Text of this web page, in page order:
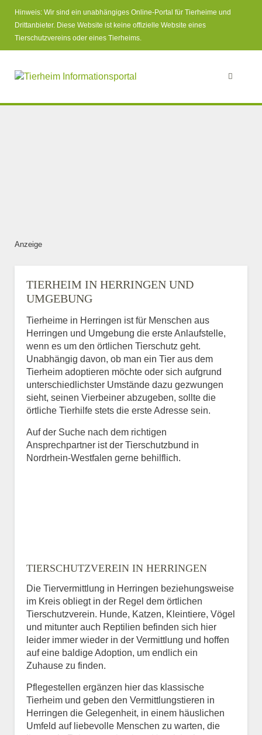
Hinweis: Wir sind ein unabhängiges Online-Portal für Tierheime und
Drittanbieter. Diese Website ist keine offizielle Website eines
Tierschutzvereins oder eines Tierheims.
Anzeige
TIERHEIM IN HERRINGEN UND
UMGEBUNG
Tierheime in Herringen ist für Menschen aus
Herringen und Umgebung die erste Anlaufstelle,
wenn es um den örtlichen Tierschutz geht.
Unabhängig davon, ob man ein Tier aus dem
Tierheim adoptieren möchte oder sich aufgrund
unterschiedlichster Umstände dazu gezwungen
sieht, seinen Vierbeiner abzugeben, sollte die
örtliche Tierhilfe stets die erste Adresse sein.
Auf der Suche nach dem richtigen
Ansprechpartner ist der Tierschutzbund in
Nordrhein-Westfalen gerne behilflich.
TIERSCHUTZVEREIN IN HERRINGEN
Die Tiervermittlung in Herringen beziehungsweise
im Kreis obliegt in der Regel dem örtlichen
Tierschutzverein. Hunde, Katzen, Kleintiere, Vögel
und mitunter auch Reptilien befinden sich hier
leider immer wieder in der Vermittlung und hoffen
auf eine baldige Adoption, um endlich ein
Zuhause zu finden.
Pflegestellen ergänzen hier das klassische
Tierheim und geben den Vermittlungstieren in
Herringen die Gelegenheit, in einem häuslichen
Umfeld auf liebevolle Menschen zu warten, die